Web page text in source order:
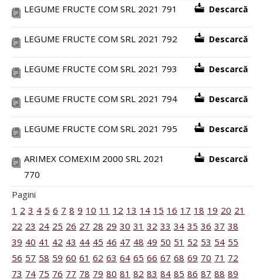
LEGUME FRUCTE COM SRL 2021 791 Descarcă
LEGUME FRUCTE COM SRL 2021 792 Descarcă
LEGUME FRUCTE COM SRL 2021 793 Descarcă
LEGUME FRUCTE COM SRL 2021 794 Descarcă
LEGUME FRUCTE COM SRL 2021 795 Descarcă
ARIMEX COMEXIM 2000 SRL 2021
770
Descarcă
Pagini
1 2 3 4 5 6 7 8 9 10 11 12 13 14 15 16 17 18 19 20 21
22 23 24 25 26 27 28 29 30 31 32 33 34 35 36 37 38
39 40 41 42 43 44 45 46 47 48 49 50 51 52 53 54 55
56 57 58 59 60 61 62 63 64 65 66 67 68 69 70 71 72
73 74 75 76 77 78 79 80 81 82 83 84 85 86 87 88 89